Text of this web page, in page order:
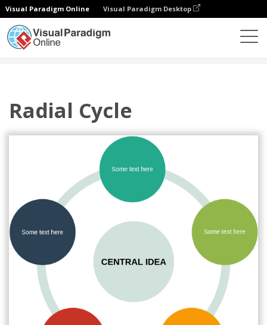
Visual Paradigm Online Visual Paradigm Desktop
Radial Cycle